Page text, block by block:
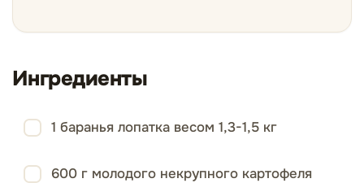
Ингредиенты
1 баранья лопатка весом 1,3-1,5 кг
600 г молодого некрупного картофеля